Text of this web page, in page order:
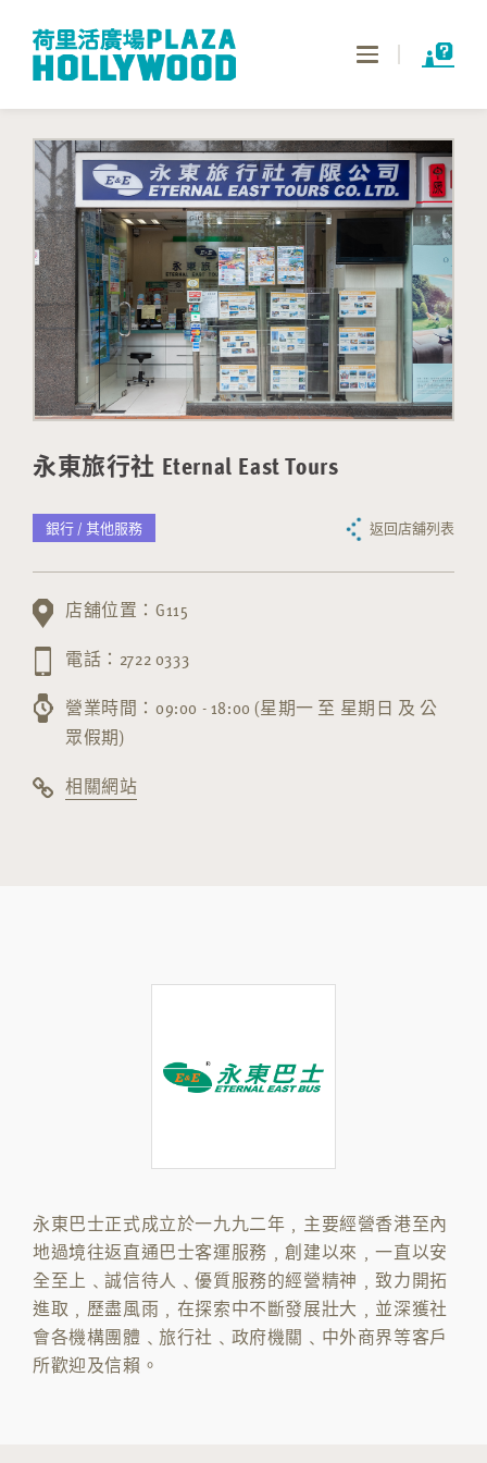
Toggle
永東旅行社 Eternal East Tours
銀行 / 其他服務 返回店舖列表
店舖位置：G115
電話：2722 0333
營業時間：09:00 - 18:00 (星期一 至 星期日 及 公
眾假期)
相關網站
永東巴士正式成立於一九九二年﹐主要經營香港至內
地過境往返直通巴士客運服務﹐創建以來﹐一直以安
全至上﹑誠信待人﹑優質服務的經營精神﹐致力開拓
進取﹐歷盡風雨﹐在探索中不斷發展壯大﹐並深獲社
會各機構團體﹑旅行社﹑政府機關﹑中外商界等客戶
所歡迎及信賴。